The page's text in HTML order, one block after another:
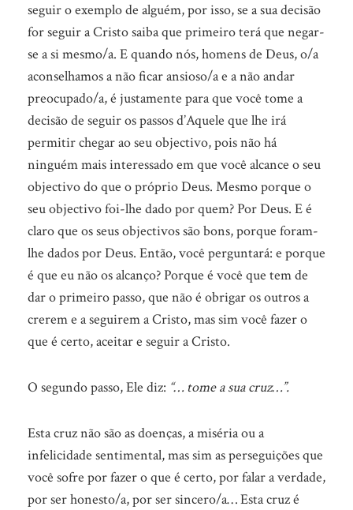
seguir o exemplo de alguém, por isso, se a sua decisão
for seguir a Cristo saiba que primeiro terá que negar-
se a si mesmo/a. E quando nós, homens de Deus, o/a
aconselhamos a não ficar ansioso/a e a não andar
preocupado/a, é justamente para que você tome a
decisão de seguir os passos d’Aquele que lhe irá
permitir chegar ao seu objectivo, pois não há
ninguém mais interessado em que você alcance o seu
objectivo do que o próprio Deus. Mesmo porque o
seu objectivo foi-lhe dado por quem? Por Deus. E é
claro que os seus objectivos são bons, porque foram-
lhe dados por Deus. Então, você perguntará: e porque
é que eu não os alcanço? Porque é você que tem de
dar o primeiro passo, que não é obrigar os outros a
crerem e a seguirem a Cristo, mas sim você fazer o
que é certo, aceitar e seguir a Cristo.
O segundo passo, Ele diz: “… tome a sua cruz…”.
Esta cruz não são as doenças, a miséria ou a
infelicidade sentimental, mas sim as perseguições que
você sofre por fazer o que é certo, por falar a verdade,
por ser honesto/a, por ser sincero/a… Esta cruz é